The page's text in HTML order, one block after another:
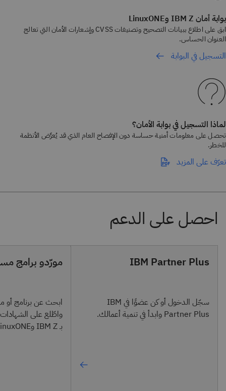
بوابة أمان IBM Z وLinuxONE
ابق على اطلاع ببيانات التصحيح وتصنيفات CVSS وإشعارات الأمان التي تعالج
العنوان الحساس.
التسجيل في البوابة
لماذا التسجيل في بوابة الأمان؟
تحصل على معلومات أمنية حساسة دون الإفصاح العام الذي قد يُعرِّض الأنظمة
للخطر.
تعرّف على المزيد
IBM Partner Plus
سجّل الدخول أو كن عضوًا في IBM
Partner Plus وابدأ في تنمية أعمالك.
مورّدو برامج
واطّلع على
بـ IBM Z وLinuxONE.